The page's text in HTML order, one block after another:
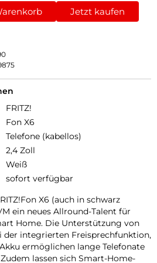
Jetzt kaufen
FRITZ!
Fon X6
Telefone (kabellos)
2,4 Zoll
Weiß
sofort verfügbar
X6 (auch in schwarz
ein neues Allround-Talent für
Home. Die Unterstützung von
der integrierten Freisprechfunktion,
ermöglichen lange Telefonate
lassen sich Smart-Home-